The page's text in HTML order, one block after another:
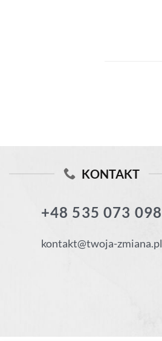
KONTAKT
+48 535 073 098
kontakt@twoja-zmiana.pl